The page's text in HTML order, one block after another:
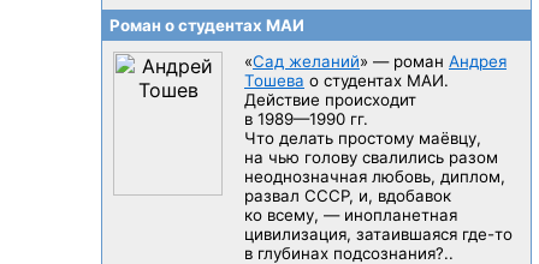
Роман о студентах МАИ
«Сад желаний» — роман Андрея
Тошева о студентах МАИ.
Действие происходит
в 1989—1990 гг.
Что делать простому маёвцу,
на чью голову свалились разом
неоднозначная любовь, диплом,
развал CCCP, и, вдобавок
ко всему, — инопланетная
цивилизация, затаившаяся где-то
в глубинах подсознания?..